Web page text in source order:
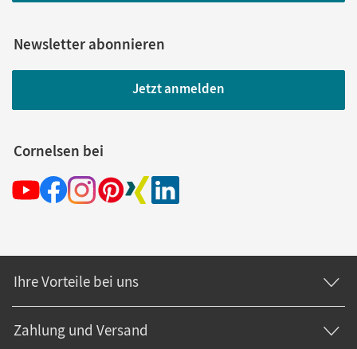
Newsletter abonnieren
Jetzt anmelden
Cornelsen bei
Ihre Vorteile bei uns
Zahlung und Versand